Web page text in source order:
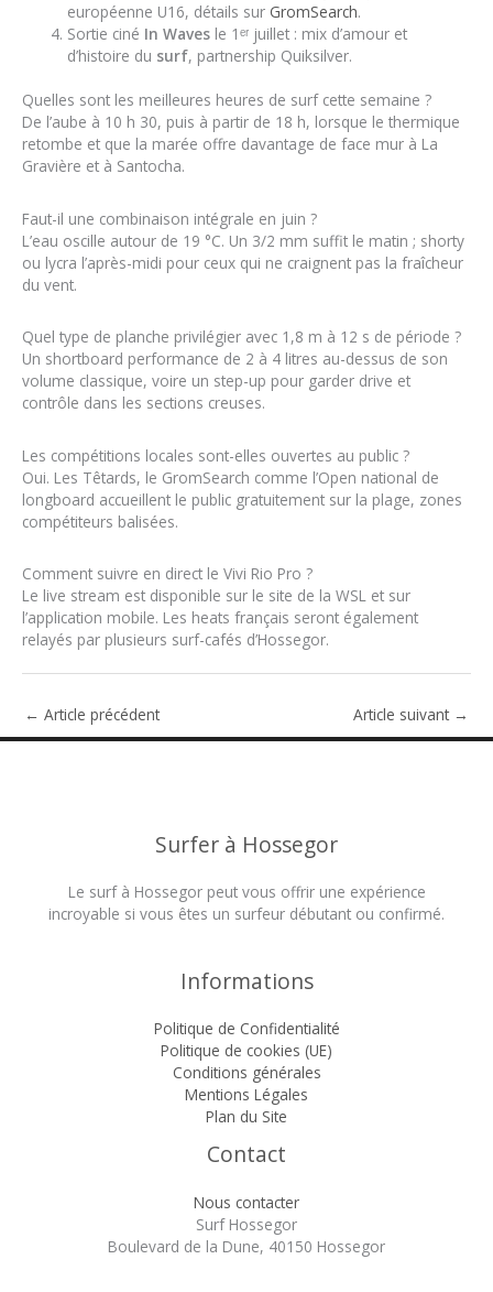
européenne U16, détails sur GromSearch.
Sortie ciné In Waves le 1ᵉʳ juillet : mix d’amour et
d’histoire du surf, partnership Quiksilver.
Quelles sont les meilleures heures de surf cette semaine ?
De l’aube à 10 h 30, puis à partir de 18 h, lorsque le thermique
retombe et que la marée offre davantage de face mur à La
Gravière et à Santocha.
Faut-il une combinaison intégrale en juin ?
L’eau oscille autour de 19 °C. Un 3/2 mm suffit le matin ; shorty
ou lycra l’après-midi pour ceux qui ne craignent pas la fraîcheur
du vent.
Quel type de planche privilégier avec 1,8 m à 12 s de période ?
Un shortboard performance de 2 à 4 litres au-dessus de son
volume classique, voire un step-up pour garder drive et
contrôle dans les sections creuses.
Les compétitions locales sont-elles ouvertes au public ?
Oui. Les Têtards, le GromSearch comme l’Open national de
longboard accueillent le public gratuitement sur la plage, zones
compétiteurs balisées.
Comment suivre en direct le Vivi Rio Pro ?
Le live stream est disponible sur le site de la WSL et sur
l’application mobile. Les heats français seront également
relayés par plusieurs surf-cafés d’Hossegor.
← Article précédent Article suivant →
Surfer à Hossegor
Le surf à Hossegor peut vous offrir une expérience
incroyable si vous êtes un surfeur débutant ou confirmé.
Informations
Politique de Confidentialité
Politique de cookies (UE)
Conditions générales
Mentions Légales
Plan du Site
Contact
Nous contacter
Surf Hossegor
Boulevard de la Dune, 40150 Hossegor